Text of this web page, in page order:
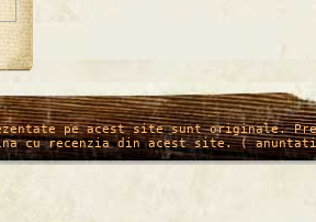
pe acest site sunt originale.
cu recenzia din acest site. (